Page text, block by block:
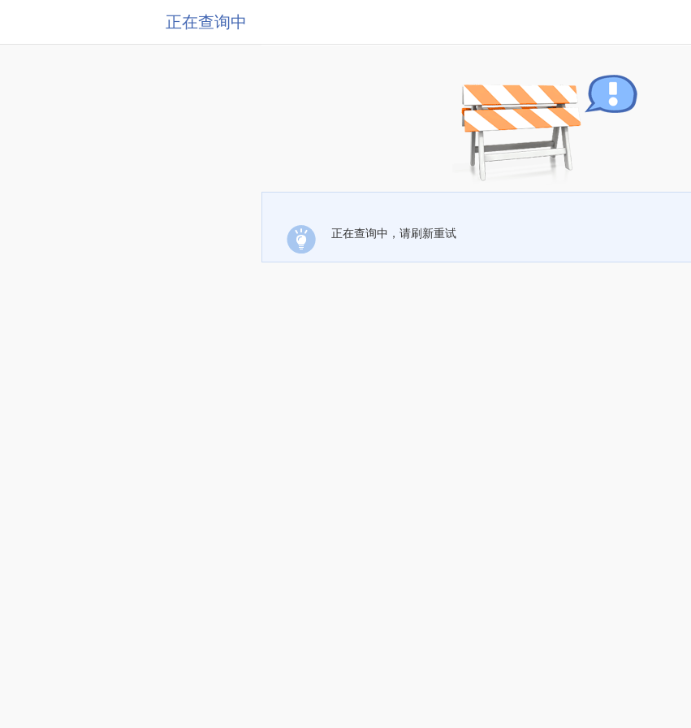
正在查询中
正在查询中，请刷新重试